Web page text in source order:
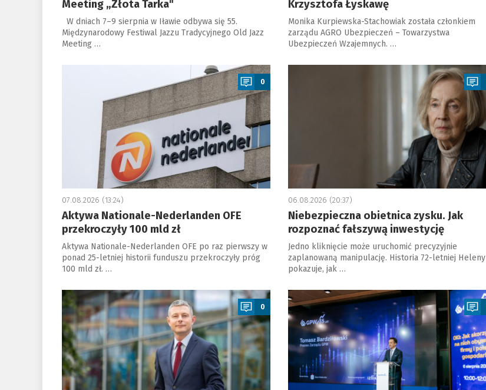
Meeting „Złota Tarka"
W dniach 7–9 sierpnia w Iławie odbywa się 55.
Międzynarodowy Festiwal Jazzu Tradycyjnego Old Jazz
Meeting …
Krzysztofa Łyskawę
Monika Kurpiewska-Stachowiak została członkiem
zarządu AGRO Ubezpieczeń – Towarzystwa
Ubezpieczeń Wzajemnych. …
0
07.08.2026 (13:24)
Aktywa Nationale-Nederlanden OFE
przekroczyły 100 mld zł
Aktywa Nationale-Nederlanden OFE po raz pierwszy w
ponad 25-letniej historii funduszu przekroczyły próg
100 mld zł. …
a
06.08.2026 (20:37)
Niebezpieczna obietnica zysku. Jak
rozpoznać fałszywą inwestycję
Jedno kliknięcie może uruchomić precyzyjnie
zaplanowaną manipulację. Historia 72-letniej Heleny
pokazuje, jak …
a
0
a